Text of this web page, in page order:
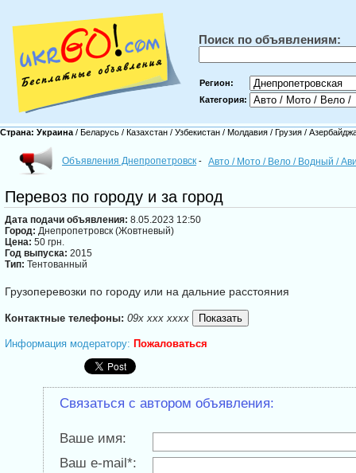
Поиск по объявлениям:
Регион:
Категория:
Страна: Украина / Беларусь / Казахстан / Узбекистан / Молдавия / Грузия /
Объявления Днепропетровск - Авто / Мото / Вело / Водный /
Перевоз по городу и за город
Дата подачи объявления: 8.05.2023 12:50
Город: Днепропетровск (Жовтневый)
Цена: 50 грн.
Год выпуска: 2015
Тип: Тентованный
Грузоперевозки по городу или на дальние расстояния
Контактные телефоны: 09x xxx xxxx
Информация модератору: Пожаловаться
Связаться с автором объявления:
Ваше имя:
Ваш e-mail*: